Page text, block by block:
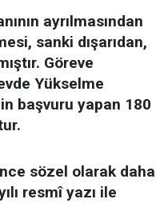
ayrılmasından
sanki dışarıdan,
Göreve
Yükselme
başvuru yapan 180
sözel olarak daha
resmî yazı ile